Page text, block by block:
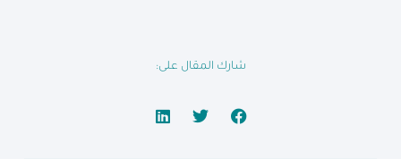
شارك المقال على: